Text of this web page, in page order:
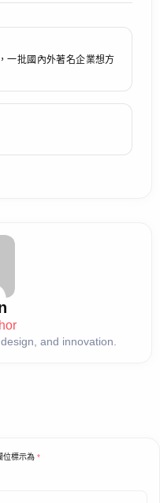
一批國內外著名企業想方
and innovation.
位標示為 *